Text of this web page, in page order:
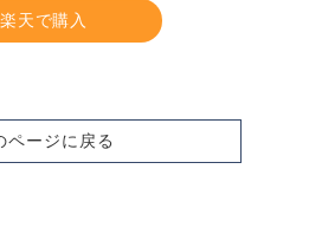
楽天で購入
ページに戻る